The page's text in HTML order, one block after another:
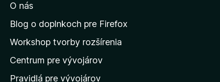
ť
n
d
o
m
O nás
Blog o doplnkoch pre Firefox
Workshop tvorby rozšírenia
Centrum pre vývojárov
Pravidlá pre vývojárov